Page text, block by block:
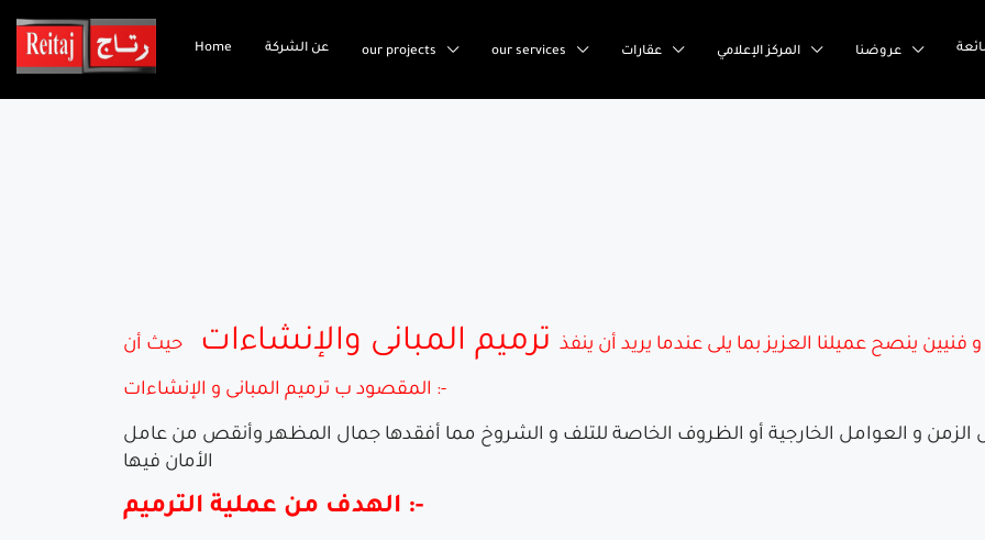
Home عن الشركة our projects our services عقارات المركز الإعلامي عروضنا
ينصح عميلنا العزيز بما يلى عندما يريد أن ينفذ ترميم المبانى والإنشاءات حيث أن
المقصود ب ترميم المبانى و الإنشاءات :-
الزمن و العوامل الخارجية أو الظروف الخاصة للتلف و الشروخ مما أفقدها جمال المظهر وأنقص من عامل
الأمان فيها
الهدف من عملية الترميم :-